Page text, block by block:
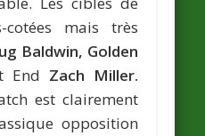
cotées mais très
Baldwin, Golden
End Zach Miller.
est clairement
opposition